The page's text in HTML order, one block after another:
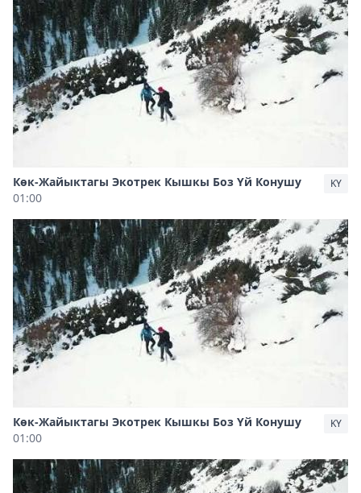
Көк-Жайыктагы Экотрек Кышкы Боз Үй Конушу
01:00
KY
Көк-Жайыктагы Экотрек Кышкы Боз Үй Конушу
01:00
KY